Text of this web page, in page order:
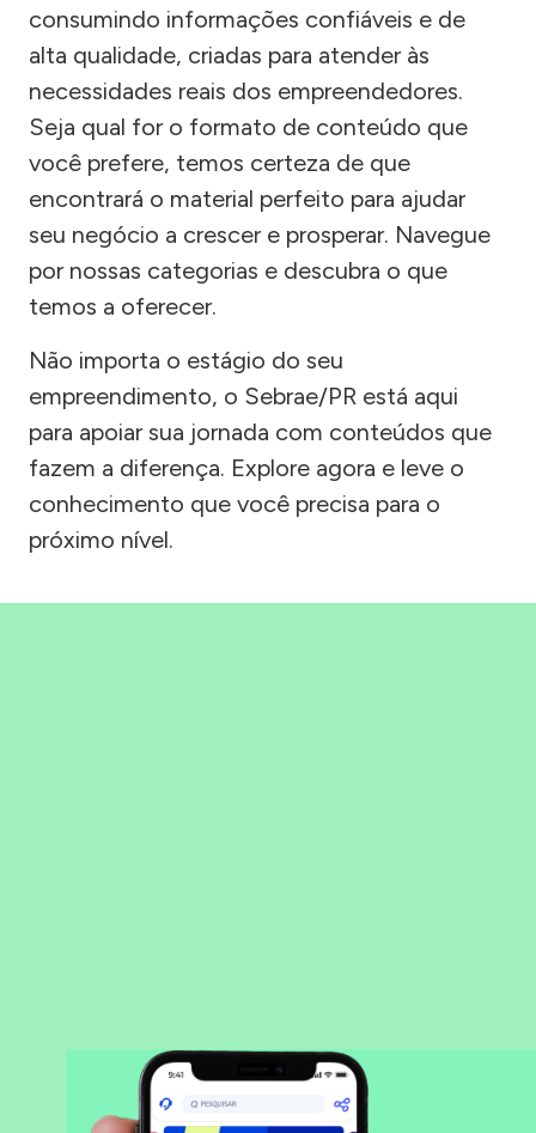
consumindo informações confiáveis e de
alta qualidade, criadas para atender às
necessidades reais dos empreendedores.
Seja qual for o formato de conteúdo que
você prefere, temos certeza de que
encontrará o material perfeito para ajudar
seu negócio a crescer e prosperar. Navegue
por nossas categorias e descubra o que
temos a oferecer.
Não importa o estágio do seu
empreendimento, o Sebrae/PR está aqui
para apoiar sua jornada com conteúdos que
fazem a diferença. Explore agora e leve o
conhecimento que você precisa para o
próximo nível.